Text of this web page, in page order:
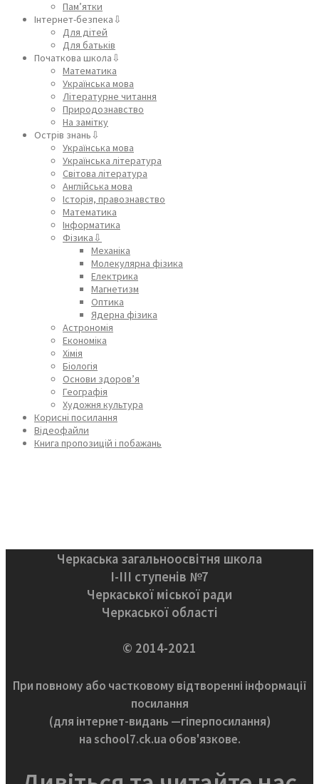
Пам’ятки
Інтернет-безпека⇩
Для дітей
Для батьків
Початкова школа⇩
Математика
Українська мова
Літературне читання
Природознавство
На замітку
Острів знань⇩
Українська мова
Українська література
Світова література
Англійська мова
Історія, правознавство
Математика
Інформатика
Фізика⇩
Механіка
Молекулярна фізика
Електрика
Магнетизм
Оптика
Ядерна фізика
Астрономія
Економіка
Хімія
Біологія
Основи здоров’я
Географія
Художня культура
Корисні посилання
Відеофайли
Книга пропозицій і побажань
Черкаська загальноосвітня школа
І-ІІІ ступенів №7
Черкаської міської ради
Черкаської області
© 2014-2021
При повному або частковому відтворенні інформації
посилання
(для інтернет-видань —гіперпосилання)
на school7.ck.ua обов'язкове.